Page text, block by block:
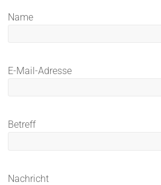
Name
E-Mail-Adresse
Betreff
Nachricht